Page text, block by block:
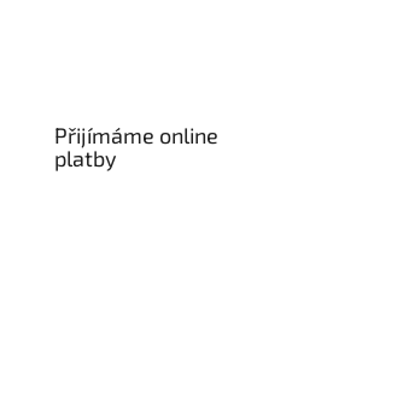
Přijímáme online
platby